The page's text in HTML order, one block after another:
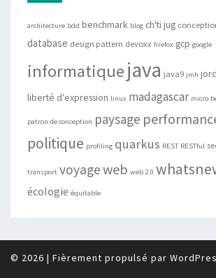
architecture bdd benchmark blog ch'ti jug
database design pattern devoxx firefox gcp google
informatiquejava java9 jmh
liberté d'expression linux madagascar micro-
patron de conception paysage
politique profiling quarkus REST RESTful
transport voyageweb web 2.0
écologie équitable
© 2026 | Fièrement propulsé par